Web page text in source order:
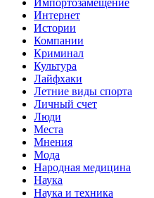
Импортозамещение
Интернет
Истории
Компании
Криминал
Культура
Лайфхаки
Летние виды спорта
Личный счет
Люди
Места
Мнения
Мода
Народная медицина
Наука
Наука и техника